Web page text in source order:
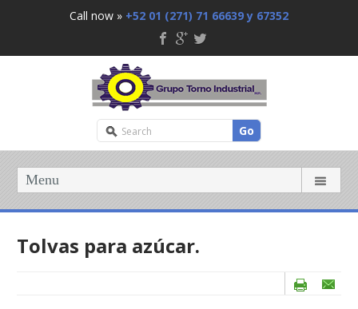
Call now » +52 01 (271) 71 66639 y 67352
Go
Menu
Tolvas para azúcar.